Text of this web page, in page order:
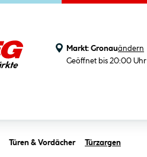
Markt: Gronauändern
Geöffnet bis 20:00 Uhr
Türen & Vordächer Türzargen